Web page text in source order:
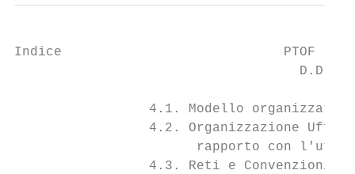
Indice                            PTOF -
D.D.
                 4.1. Modello organizzativo
4.2. Organizzazione
rapporto con
4.3. Reti e Convenzioni